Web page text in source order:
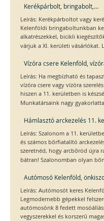
Kerékpárbolt, bringabolt,...
Leírás: Kerékpárboltot vagy
Kelenföldi bringaboltunkban
alkatrészekkel, bicikli
várjuk a XI. kerületi vásárlókat.
Vízóra csere Kelenföld,
Leírás: Ha megbízható és
vízóra csere vagy vízóra
hiszen a 11. kerületben is
Munkatársaink nagy
Hámlasztó arckezelés 11.
Leírás: Szalonom a 11.
és számos bőrfiatalító
szeretnéd, hogy arcbőröd újra
bátran! Szalonomban olyan
Autómosó Kelenföld,
Leírás: Autómosót keres
Legmodernebb gépekkel
autómosónk 8 fedett
vegyszerekkel és korszerű